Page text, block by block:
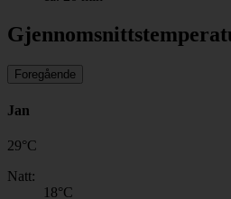
Foregående
Jan
29°C
Natt:
18°C